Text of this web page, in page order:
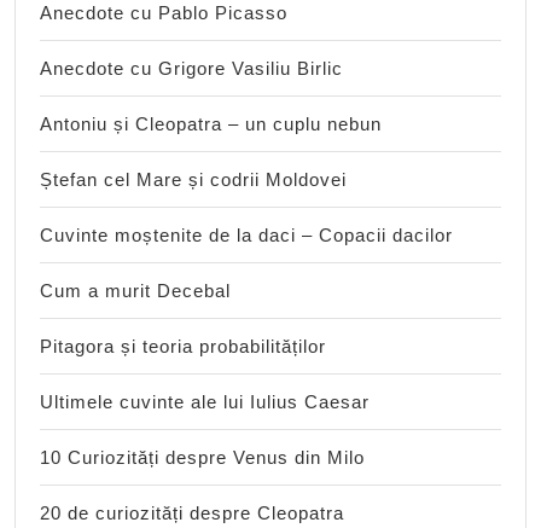
Anecdote cu Pablo Picasso
Anecdote cu Grigore Vasiliu Birlic
Antoniu și Cleopatra – un cuplu nebun
Ștefan cel Mare și codrii Moldovei
Cuvinte moștenite de la daci – Copacii dacilor
Cum a murit Decebal
Pitagora și teoria probabilităților
Ultimele cuvinte ale lui Iulius Caesar
10 Curiozități despre Venus din Milo
20 de curiozități despre Cleopatra